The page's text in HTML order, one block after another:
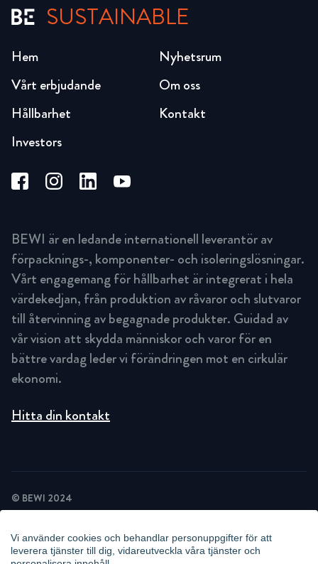
Vi använder cookies och behandlar personuppgifter för att
leverera tjänster till dig, vidareutveckla våra tjänster och
SUSTAINABLE
Hem
Vårt erbjudande
Hållbarhet
Investors
Nyhetsrum
Om oss
Kontakt
BEWI är en ledande internationell leverantör av
förpacknings-, komponenter- och isoleringslösningar.
Vårt engagemang för hållbarhet är integrerat i hela
värdekedjan, från produktion av råvaror och slutvaror
till återvinning av begagnade produkter. Guidad av
vår vision att skydda människor och varor för en
bättre vardag leder vi förändringen mot en cirkulär
ekonomi.
Hitta din kontakt
© BEWI 2024
INTEGRITETSPOLICY
NYHETSBREV INTEGRITETSPOLICY